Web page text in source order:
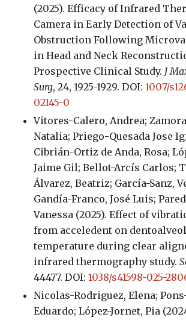
(2025). Efficacy of Infrared
Camera in Early Detection of
Obstruction Following
in Head and Neck
Prospective Clinical Study. J
Surg, 24, 1925-1929. DOI: 1007/
02145-0
Vitores-Calero, Andrea;
Natalia; Priego-Quesada Jose
Cibrián-Ortiz de Anda, Rosa;
Jaime Gil; Bellot-Arcís Carlos;
Álvarez, Beatriz; García-Sanz,
Gandía-Franco, José Luis;
Vanessa (2025). Effect of
from acceledent on
temperature during clear
infrared thermography study.
44477. DOI: 1038/s41598-025-
Nicolas-Rodriguez, Elena;
Eduardo; López-Jornet, Pia